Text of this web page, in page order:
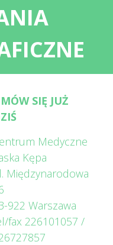
SIĘ JUŻ
Medyczne
Kępa
Międzynarodowa
922 Warszawa
fax 226101057 /